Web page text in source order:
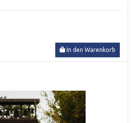
In den Warenkorb